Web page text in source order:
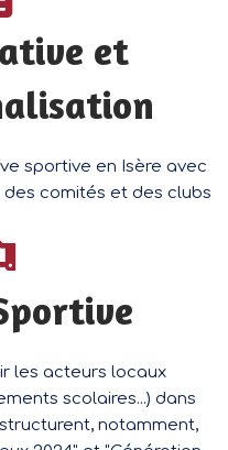
et
sportive en Isère avec
des comités et des clubs
les acteurs locaux
scolaires...) dans
notamment,